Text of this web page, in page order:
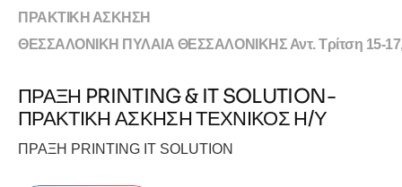
ΠΡΑΚΤΙΚΗ ΑΣΚΗΣΗ
ΘΕΣΣΑΛΟΝΙΚΗ ΠΥΛΑΙΑ ΘΕΣΣΑΛΟΝΙΚΗΣ Αντ. Τρίτση 15-17,
ΠΡΑΞΗ PRINTING & IT SOLUTION-
ΠΡΑΚΤΙΚΗ ΑΣΚΗΣΗ ΤΕΧΝΙΚΟΣ Η/Υ
ΠΡΑΞΗ PRINTING IT SOLUTION